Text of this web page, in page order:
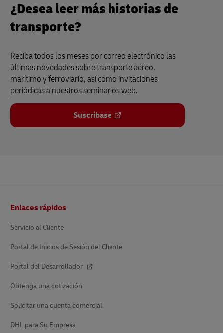
¿Desea leer más historias de
transporte?
Reciba todos los meses por correo electrónico las
últimas novedades sobre transporte aéreo,
marítimo y ferroviario, así como invitaciones
periódicas a nuestros seminarios web.
Suscríbase
de
Enlaces rápidos
Servicio al Cliente
Portal de Inicios de Sesión del Cliente
Portal del Desarrollador
Obtenga una cotización
Solicitar una cuenta comercial
DHL para Su Empresa